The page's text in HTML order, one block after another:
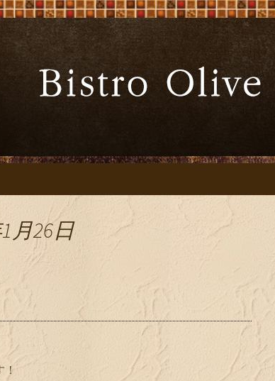
Bistro Olive
」でワインと炭火焼料理を
月26日